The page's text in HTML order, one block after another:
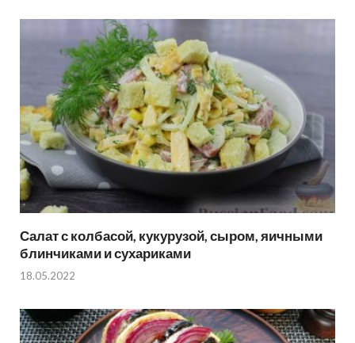
Салат с колбасой, кукурузой, сыром, яичными
блинчиками и сухариками
18.05.2022